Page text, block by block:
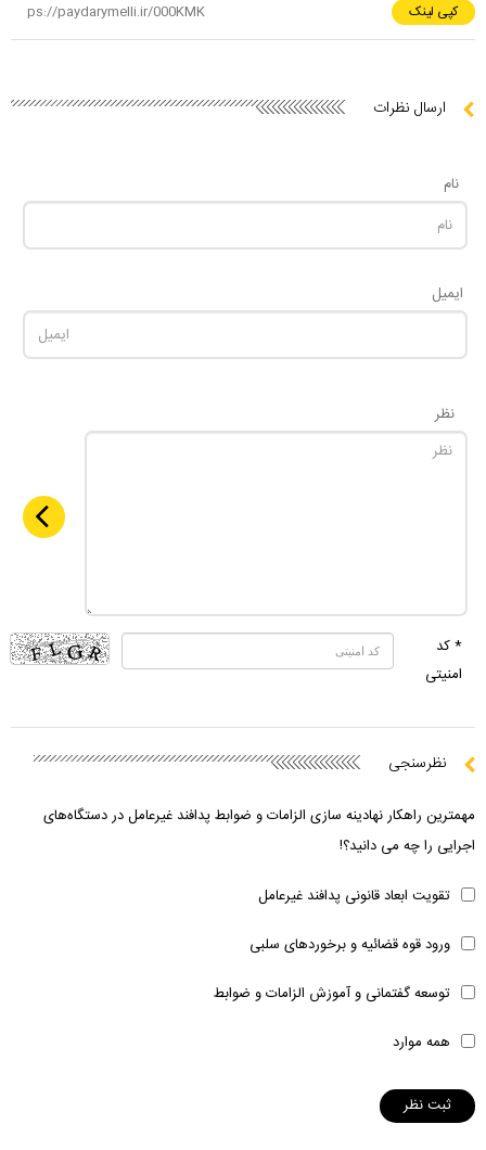
کپی لینک
ارسال نظرات
نام
ایمیل
نظر
* کد
امنیتی
نظرسنجی
مهمترین راهکار نهادینه سازی الزامات و ضوابط پدافند غیرعامل در دستگاه‌های
اجرایی را چه می دانید؟!
تقویت ابعاد قانونی پدافند غیرعامل
ورود قوه قضائیه و برخوردهای سلبی
توسعه گفتمانی و آموزش الزامات و ضوابط
همه موارد